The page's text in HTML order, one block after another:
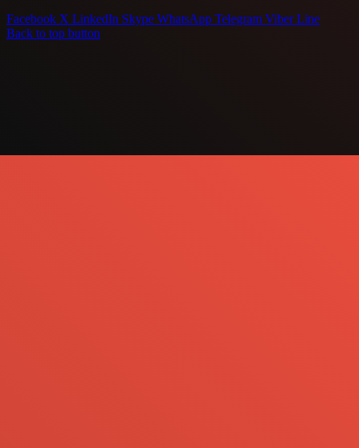
Facebook X LinkedIn Skype WhatsApp Telegram Viber Line
Back to top button